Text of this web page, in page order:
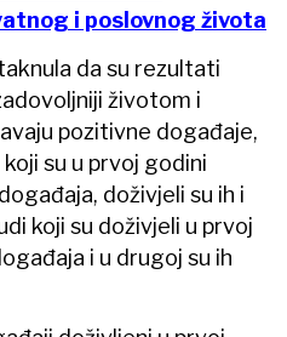
i poslovnog života
da su rezultati
životom i
pozitivne događaje,
su u prvoj godini
doživjeli su ih i
koji su doživjeli u prvoj
i u drugoj su ih